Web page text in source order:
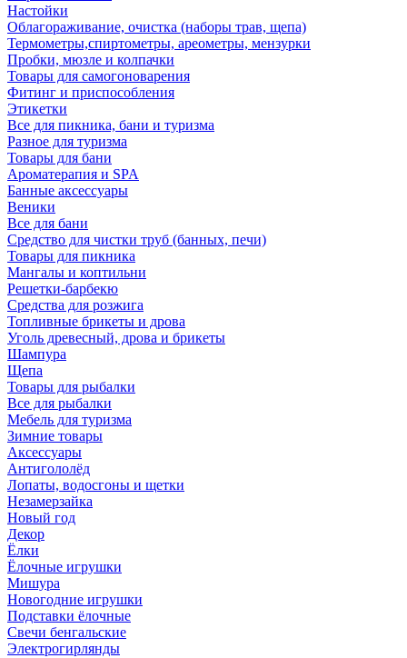
Настойки
Облагораживание, очистка (наборы трав, щепа)
Термометры,спиртометры, ареометры, мензурки
Пробки, мюзле и колпачки
Товары для самогоноварения
Фитинг и приспособления
Этикетки
Все для пикника, бани и туризма
Разное для туризма
Товары для бани
Ароматерапия и SPA
Банные аксессуары
Веники
Все для бани
Средство для чистки труб (банных, печи)
Товары для пикника
Мангалы и коптильни
Решетки-барбекю
Средства для розжига
Топливные брикеты и дрова
Уголь древесный, дрова и брикеты
Шампура
Щепа
Товары для рыбалки
Все для рыбалки
Мебель для туризма
Зимние товары
Аксессуары
Антигололёд
Лопаты, водосгоны и щетки
Незамерзайка
Новый год
Декор
Ёлки
Ёлочные игрушки
Мишура
Новогодние игрушки
Подставки ёлочные
Свечи бенгальские
Электрогирлянды